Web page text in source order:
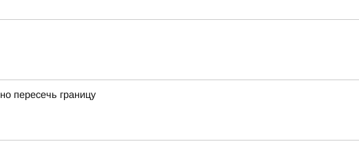
пересечь границу